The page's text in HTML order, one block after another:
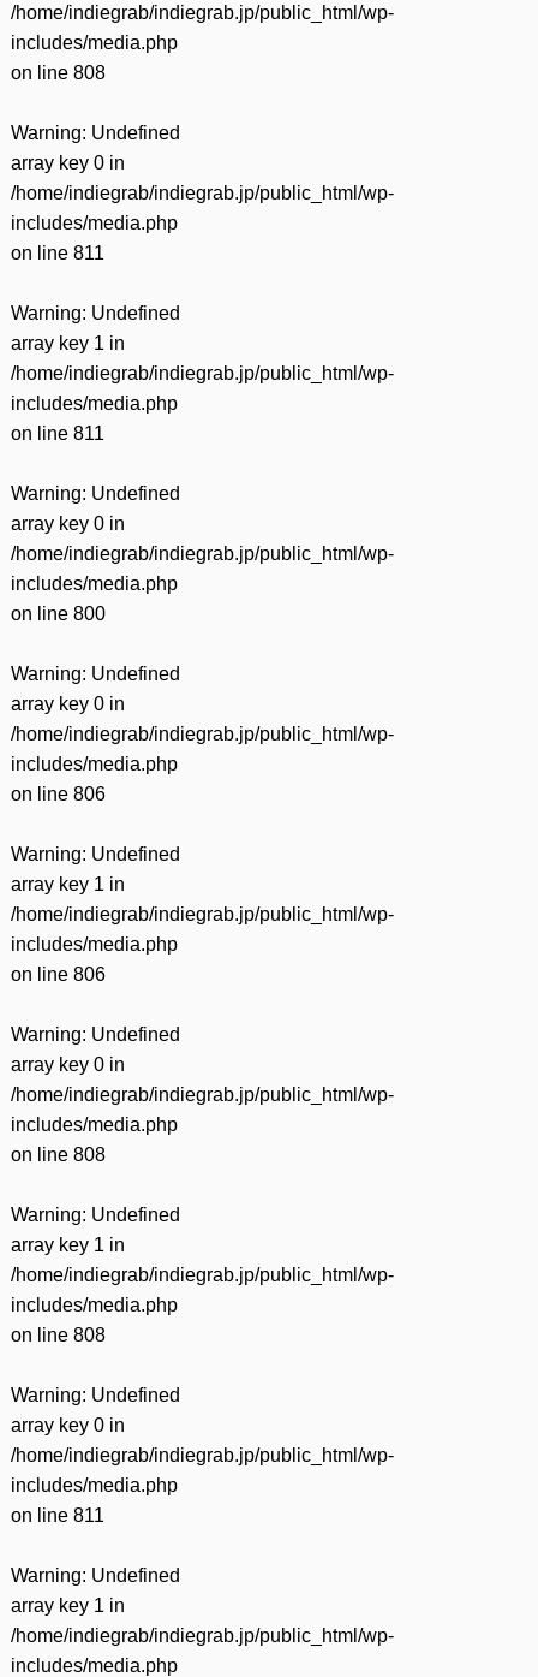
/home/indiegrab/indiegrab.jp/public_html/wp-
includes/media.php
on line 808
Warning: Undefined
array key 0 in
/home/indiegrab/indiegrab.jp/public_html/wp-
includes/media.php
on line 811
Warning: Undefined
array key 1 in
/home/indiegrab/indiegrab.jp/public_html/wp-
includes/media.php
on line 811
Warning: Undefined
array key 0 in
/home/indiegrab/indiegrab.jp/public_html/wp-
includes/media.php
on line 800
Warning: Undefined
array key 0 in
/home/indiegrab/indiegrab.jp/public_html/wp-
includes/media.php
on line 806
Warning: Undefined
array key 1 in
/home/indiegrab/indiegrab.jp/public_html/wp-
includes/media.php
on line 806
Warning: Undefined
array key 0 in
/home/indiegrab/indiegrab.jp/public_html/wp-
includes/media.php
on line 808
Warning: Undefined
array key 1 in
/home/indiegrab/indiegrab.jp/public_html/wp-
includes/media.php
on line 808
Warning: Undefined
array key 0 in
/home/indiegrab/indiegrab.jp/public_html/wp-
includes/media.php
on line 811
Warning: Undefined
array key 1 in
/home/indiegrab/indiegrab.jp/public_html/wp-
includes/media.php